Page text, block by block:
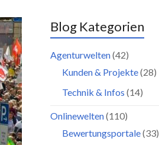
Blog Kategorien
Agenturwelten(42)
Kunden & Projekte(28)
Technik & Infos (14)
Onlinewelten(110)
Bewertungsportale(33)